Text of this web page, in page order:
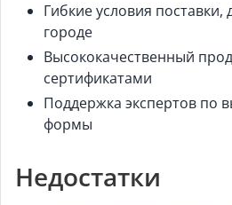
Гибкие условия
городe
Высококачественный
сертификатами
Поддержка экспертов по
формы
Недостатки